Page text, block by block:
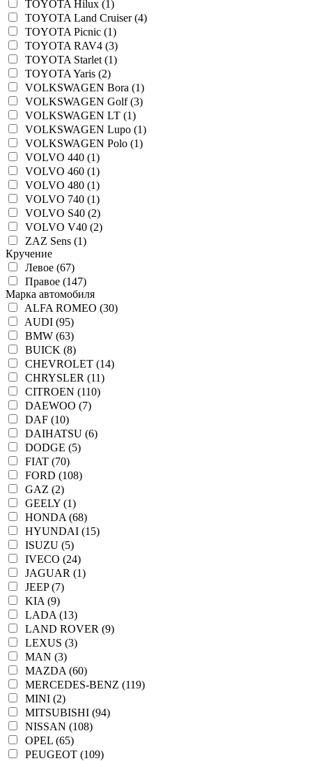
TOYOTA Hilux (1)
TOYOTA Land Cruiser (4)
TOYOTA Picnic (1)
TOYOTA RAV4 (3)
TOYOTA Starlet (1)
TOYOTA Yaris (2)
VOLKSWAGEN Bora (1)
VOLKSWAGEN Golf (3)
VOLKSWAGEN LT (1)
VOLKSWAGEN Lupo (1)
VOLKSWAGEN Polo (1)
VOLVO 440 (1)
VOLVO 460 (1)
VOLVO 480 (1)
VOLVO 740 (1)
VOLVO S40 (2)
VOLVO V40 (2)
ZAZ Sens (1)
Кручение
Левое (67)
Правое (147)
Марка автомобиля
ALFA ROMEO (30)
AUDI (95)
BMW (63)
BUICK (8)
CHEVROLET (14)
CHRYSLER (11)
CITROEN (110)
DAEWOO (7)
DAF (10)
DAIHATSU (6)
DODGE (5)
FIAT (70)
FORD (108)
GAZ (2)
GEELY (1)
HONDA (68)
HYUNDAI (15)
ISUZU (5)
IVECO (24)
JAGUAR (1)
JEEP (7)
KIA (9)
LADA (13)
LAND ROVER (9)
LEXUS (3)
MAN (3)
MAZDA (60)
MERCEDES-BENZ (119)
MINI (2)
MITSUBISHI (94)
NISSAN (108)
OPEL (65)
PEUGEOT (109)